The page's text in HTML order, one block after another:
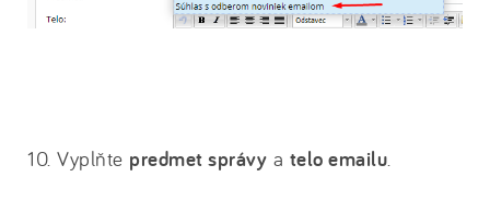
10. Vyplňte predmet správy a telo emailu